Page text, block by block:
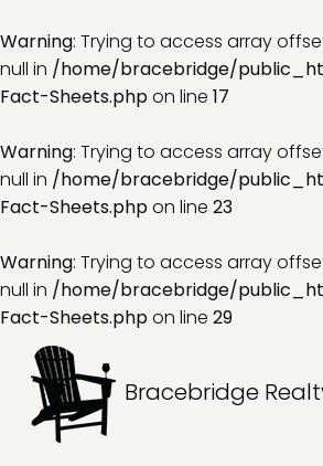
Warning: Trying to access array
null in /home/bracebridge/
Fact-Sheets.phpon line 17
Warning: Trying to access array
null in /home/bracebridge/
Fact-Sheets.phpon line 23
Warning: Trying to access array
null in /home/bracebridge/
Fact-Sheets.phpon line 29
Bracebridge